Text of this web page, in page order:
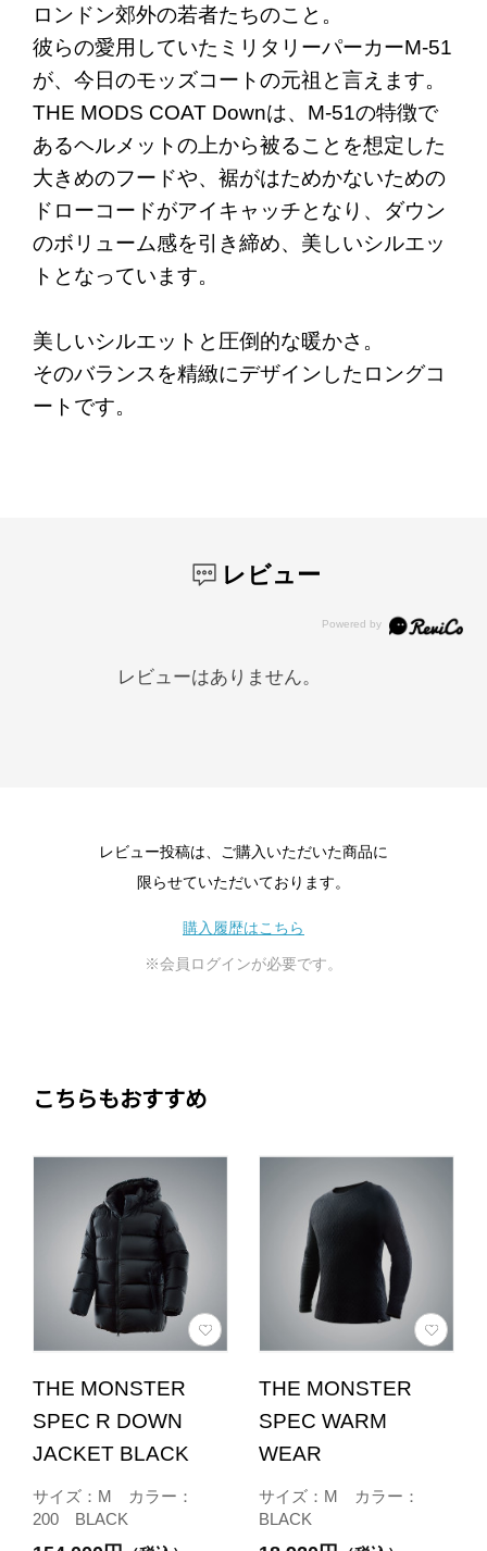
ロンドン郊外の若者たちのこと。
彼らの愛用していたミリタリーパーカーM-51
が、今日のモッズコートの元祖と言えます。
THE MODS COAT Downは、M-51の特徴で
あるヘルメットの上から被ることを想定した
大きめのフードや、裾がはためかないための
ドローコードがアイキャッチとなり、ダウン
のボリューム感を引き締め、美しいシルエッ
トとなっています。
美しいシルエットと圧倒的な暖かさ。
そのバランスを精緻にデザインしたロングコ
ートです。
レビュー
レビューはありません。
レビュー投稿は、ご購入いただいた商品に
限らせていただいております。
購入履歴はこちら
※会員ログインが必要です。
こちらもおすすめ
THE MONSTER
SPEC R DOWN
JACKET BLACK
サイズ：M カラー：
200 BLACK
THE MONSTER
SPEC WARM
WEAR
サイズ：M カラー：
BLACK